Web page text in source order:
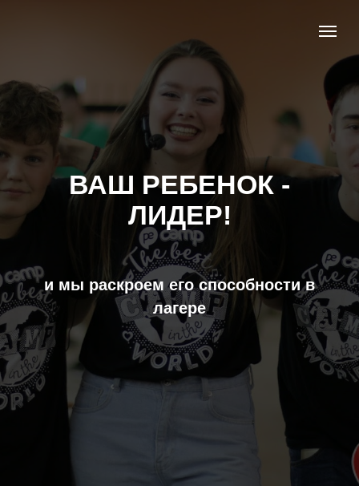
ВАШ РЕБЕНОК -
ЛИДЕР!
и мы раскроем его способности в
лагере